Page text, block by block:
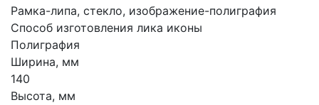
Рамка-липа, стекло, изображение-полиграфия
Способ изготовления лика иконы
Полиграфия
Ширина, мм
140
Высота, мм